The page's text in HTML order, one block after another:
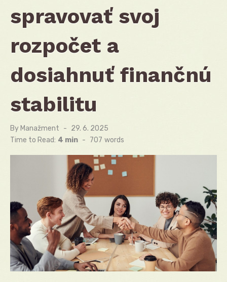
spravovať svoj
rozpočet a
dosiahnuť finančnú
stabilitu
By Manažment
Posted
on
29. 6. 2025
Time to Read: 4 min - 707 words